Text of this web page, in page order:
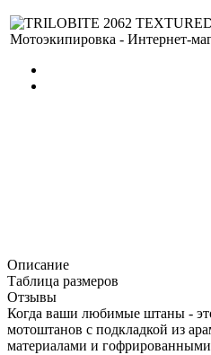
Описание
Таблица размеров
Отзывы
Когда ваши любимые штаны -
мотоштанов с подкладкой из
материалами и